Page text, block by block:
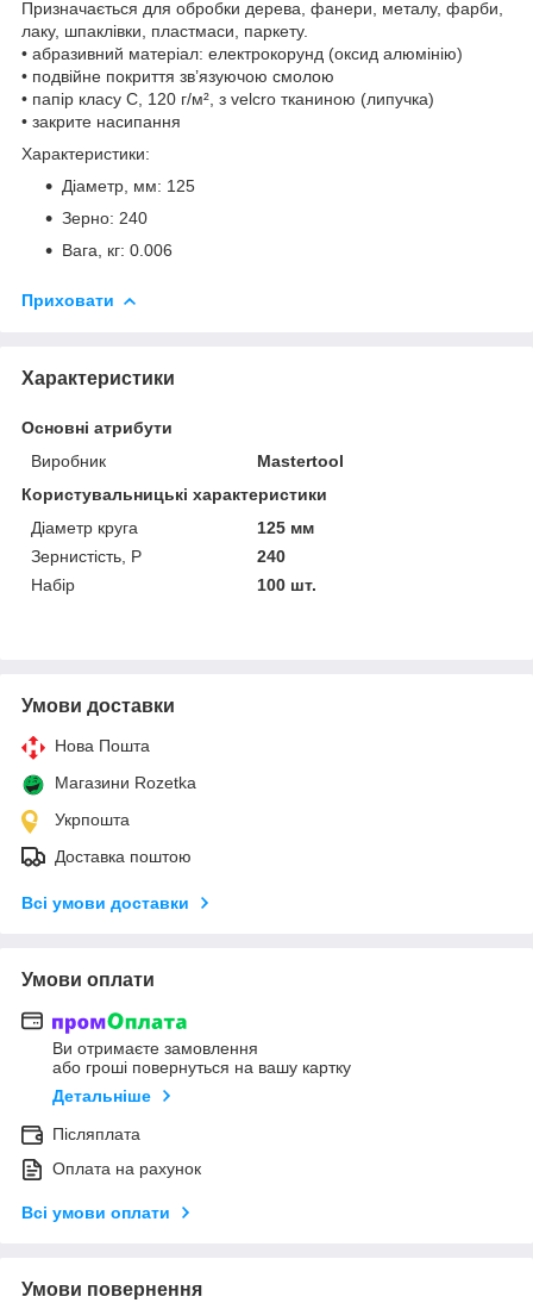
Призначається для обробки дерева, фанери, металу, фарби,
лаку, шпаклівки, пластмаси, паркету.
• абразивний матеріал: електрокорунд (оксид алюмінію)
• подвійне покриття зв’язуючою смолою
• папір класу С, 120 г/м², з velcro тканиною (липучка)
• закрите насипання
Характеристики:
Діаметр, мм: 125
Зерно: 240
Вага, кг: 0.006
Приховати
Характеристики
Основні атрибути
Виробник
Mastertool
Користувальницькі характеристики
Діаметр круга
125 мм
Зернистість, Р
240
Набір
100 шт.
Умови доставки
Нова Пошта
Магазини Rozetka
Укрпошта
Доставка поштою
Всі умови доставки
Умови оплати
Ви отримаєте замовлення
або гроші повернуться на вашу картку
Детальніше
Післяплата
Оплата на рахунок
Всі умови оплати
Умови повернення